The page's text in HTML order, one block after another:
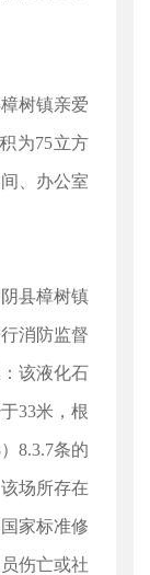
树镇亲爱
为75立方
、办公室
县樟树镇
消防监督
该液化石
33米，根
8.3.7条的
场所存在
家标准修
伤亡或社